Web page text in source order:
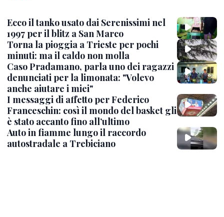
Ecco il tanko usato dai Serenissimi nel
1997 per il blitz a San Marco
Torna la pioggia a Trieste per pochi
minuti: ma il caldo non molla
Caso Pradamano, parla uno dei ragazzi
denunciati per la limonata: "Volevo
anche aiutare i miei"
I messaggi di affetto per Federico
Franceschin: così il mondo del basket gli
è stato accanto fino all’ultimo
Auto in fiamme lungo il raccordo
autostradale a Trebiciano